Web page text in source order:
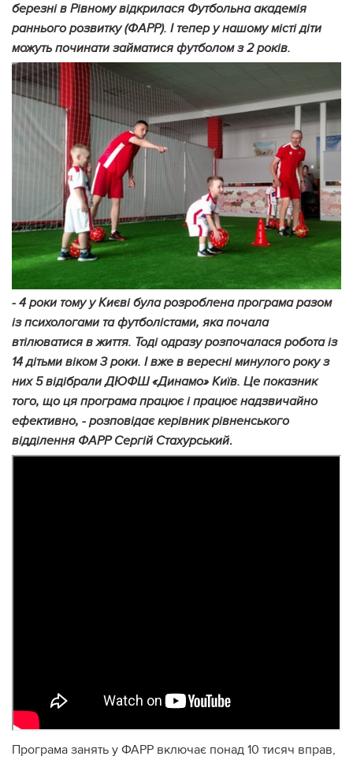
березні в Рівному відкрилася Футбольна академія
раннього розвитку (ФАРР). І тепер у нашому місті діти
можуть починати займатися футболом з 2 років.
- 4 роки тому у Києві була розроблена програма разом
із психологами та футболістами, яка почала
втілюватися в життя. Тоді одразу розпочалася робота із
14 дітьми віком 3 роки. І вже в вересні минулого року з
них 5 відібрали ДЮФШ «Динамо» Київ. Це показник
того, що ця програма працює і працює надзвичайно
ефективно, - розповідає керівник рівненського
відділення ФАРР Сергій Стахурський.
Програма занять у ФАРР включає понад 10 тисяч вправ,